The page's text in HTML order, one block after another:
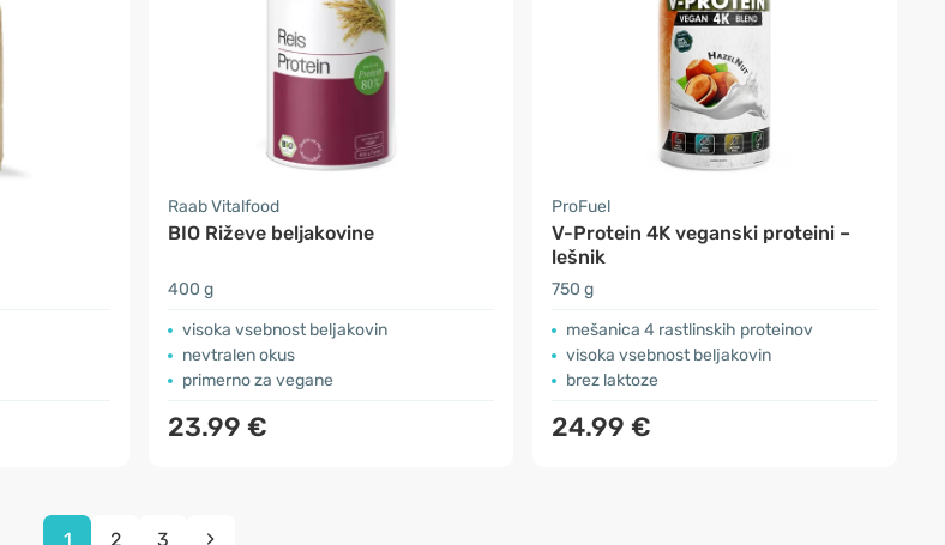
Raab Vitalfood
BIO Riževe beljakovine
400 g
visoka vsebnost beljakovin
nevtralen okus
primerno za vegane
23.99 €
ProFuel
V-Protein 4K veganski proteini –
lešnik
750 g
mešanica 4 rastlinskih proteinov
visoka vsebnost beljakovin
brez laktoze
24.99 €
1 2 3